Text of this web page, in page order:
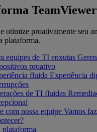
otimize proativamente seu
plataforma.
equipes de TI enxutas
proativo
fluida Experiência
de TI fluidas
com nossa equipe Vamos